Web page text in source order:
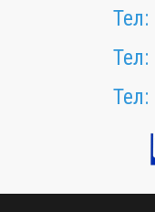
Тел:
Тел:
Тел: